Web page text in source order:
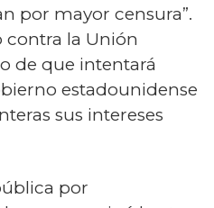
por mayor censura”.
contra la Unión
de que intentará
estadounidense
sus intereses
por